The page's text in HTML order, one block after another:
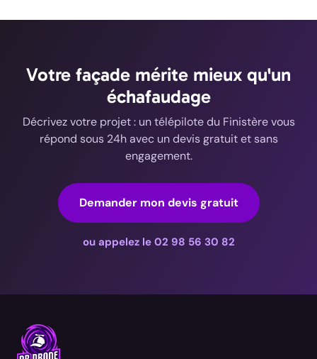
Votre façade mérite mieux qu'un
échafaudage
Décrivez votre projet : un télépilote du Finistère vous
répond sous 24h avec un devis gratuit et sans
engagement.
Demander mon devis gratuit
ou appelez le 02 98 56 30 82